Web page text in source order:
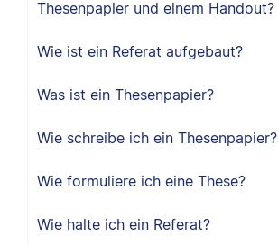
Thesenpapier und einem Handout?
Wie ist ein Referat aufgebaut?
Was ist ein Thesenpapier?
Wie schreibe ich ein Thesenpapier?
Wie formuliere ich eine These?
Wie halte ich ein Referat?